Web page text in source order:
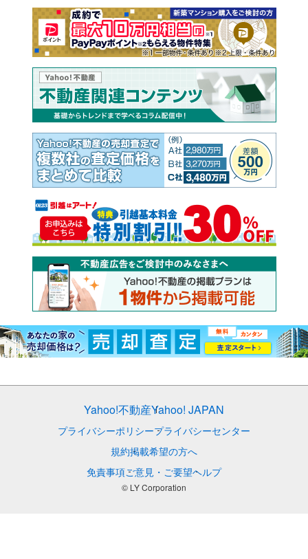
Yahoo!不動産Yahoo! JAPAN
プライバシーポリシープライバシーセンター
規約掲載希望の方へ
免責事項ご意見・ご要望ヘルプ
© LY Corporation